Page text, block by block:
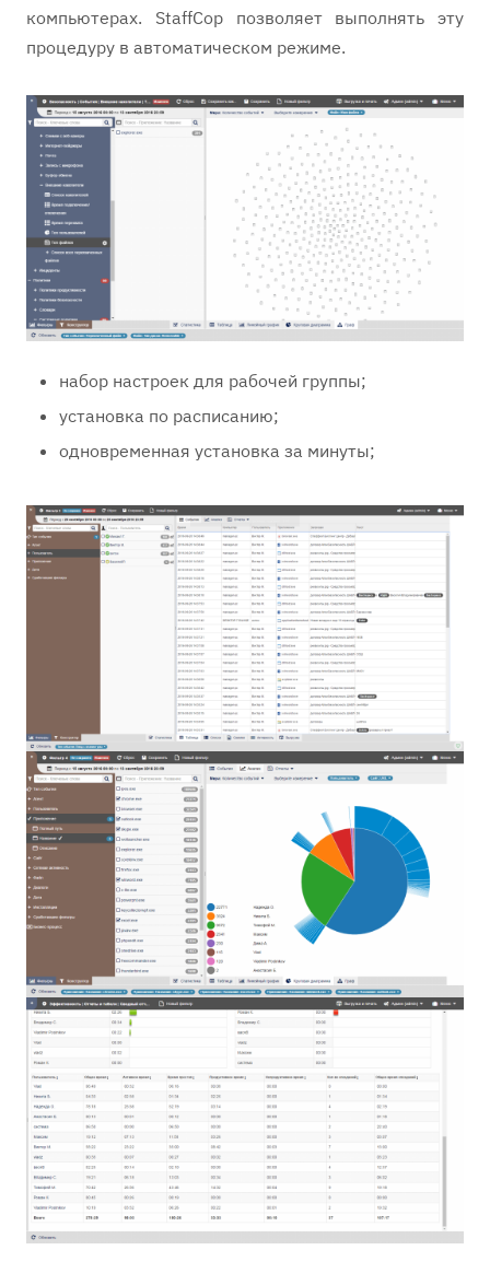
компьютерах. StaffCop позволяет выполнять эту
процедуру в автоматическом режиме.
набор настроек для рабочей группы;
установка по расписанию;
одновременная установка за минуты;